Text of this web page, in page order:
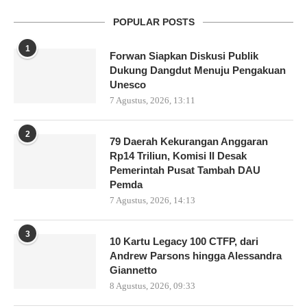
POPULAR POSTS
1
Forwan Siapkan Diskusi Publik
Dukung Dangdut Menuju Pengakuan
Unesco
7 Agustus, 2026, 13:11
2
79 Daerah Kekurangan Anggaran
Rp14 Triliun, Komisi II Desak
Pemerintah Pusat Tambah DAU
Pemda
7 Agustus, 2026, 14:13
3
10 Kartu Legacy 100 CTFP, dari
Andrew Parsons hingga Alessandra
Giannetto
8 Agustus, 2026, 09:33